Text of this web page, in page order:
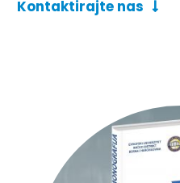
Kontaktirajte nas